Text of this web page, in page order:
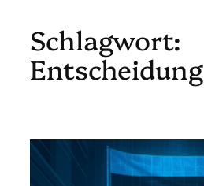
Zum
Inhalt
springen
Schlagwort:
Entscheidung